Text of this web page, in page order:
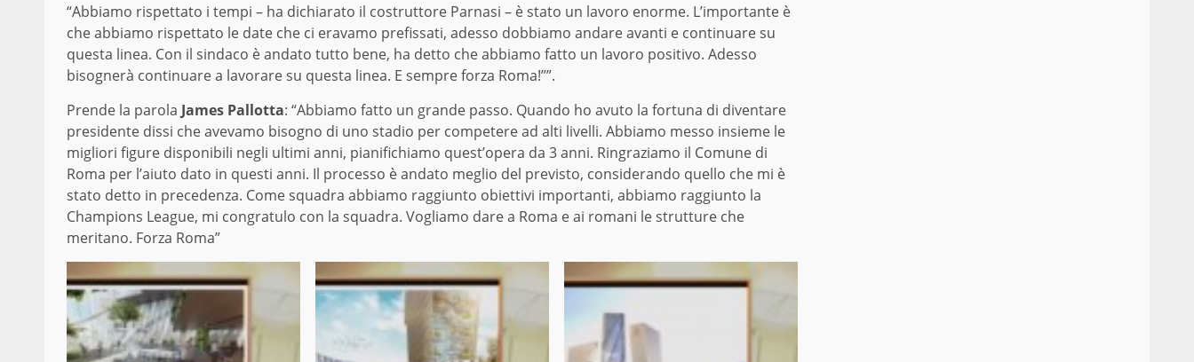
“Abbiamo rispettato i tempi – ha dichiarato il costruttore Parnasi – è stato un lavoro enorme. L’importante è
che abbiamo rispettato le date che ci eravamo prefissati, adesso dobbiamo andare avanti e continuare su
questa linea. Con il sindaco è andato tutto bene, ha detto che abbiamo fatto un lavoro positivo. Adesso
bisognerà continuare a lavorare su questa linea. E sempre forza Roma!””.
Prende la parola James Pallotta: “Abbiamo fatto un grande passo. Quando ho avuto la fortuna di diventare
presidente dissi che avevamo bisogno di uno stadio per competere ad alti livelli. Abbiamo messo insieme le
migliori figure disponibili negli ultimi anni, pianifichiamo quest’opera da 3 anni. Ringraziamo il Comune di
Roma per l’aiuto dato in questi anni. Il processo è andato meglio del previsto, considerando quello che mi è
stato detto in precedenza. Come squadra abbiamo raggiunto obiettivi importanti, abbiamo raggiunto la
Champions League, mi congratulo con la squadra. Vogliamo dare a Roma e ai romani le strutture che
meritano. Forza Roma”